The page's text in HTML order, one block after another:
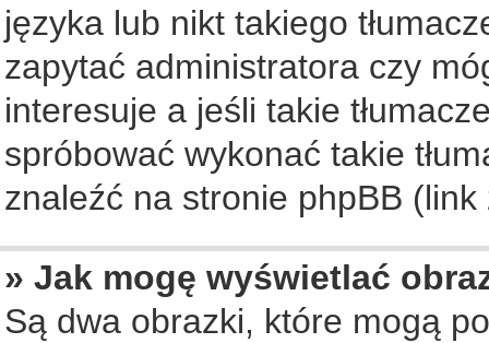
języka lub nikt takiego
zapytać administratora czy
interesuje a jeśli takie
spróbować wykonać takie
znaleźć na stronie phpBB
» Jak mogę wyświetlać
Są dwa obrazki, które mogą